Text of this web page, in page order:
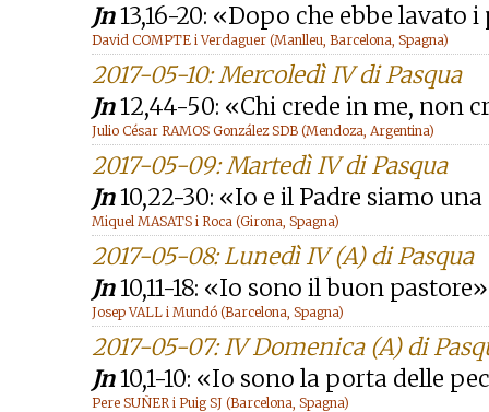
Jn13,16-20: «Dopo che ebbe lavato
David COMPTE i Verdaguer (Manlleu, Barcelona, Spagna)
2017-05-10: Mercoledì IV di Pasqua
Jn12,44-50: «Chi crede in me, non
Julio César RAMOS González SDB (Mendoza, Argentina)
2017-05-09: Martedì IV di Pasqua
Jn10,22-30: «Io e il Padre siamo
Miquel MASATS i Roca (Girona, Spagna)
2017-05-08: Lunedì IV (A) di Pasqua
Jn10,11-18: «Io sono il buon pastore»
Josep VALL i Mundó (Barcelona, Spagna)
2017-05-07: IV Domenica (A) di
Jn10,1-10: «Io sono la porta delle
Pere SUÑER i Puig SJ (Barcelona, Spagna)